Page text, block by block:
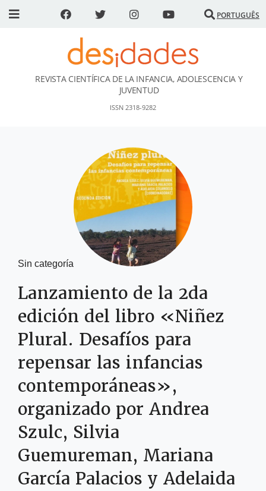
PORTUGUÊS
DESidades
REVISTA CIENTÍFICA DE LA INFANCIA, ADOLESCENCIA Y
JUVENTUD
ISSN 2318-9282
Sin categoría
Lanzamiento de la 2da
edición del libro «Niñez
Plural. Desafíos para
repensar las infancias
contemporáneas»,
organizado por Andrea
Szulc, Silvia
Guemureman, Mariana
García Palacios y Adelaida